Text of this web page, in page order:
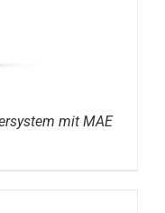
mit MAE